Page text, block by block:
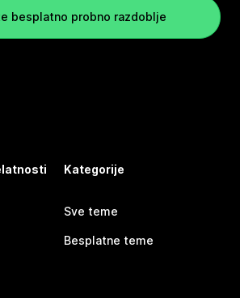
besplatno probno razdoblje
Kategorije
Sve teme
Besplatne teme